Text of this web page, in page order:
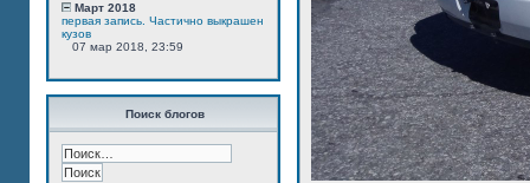
Март 2018
первая запись. Частично выкрашен
кузов
07 мар 2018, 23:59
Поиск блогов